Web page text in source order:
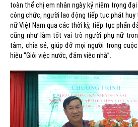
toàn thể chị em nhân ngày kỷ niệm trọng
công chức, người lao động tiếp tục phát huy
nữ Việt Nam qua các thời kỳ, tiếp tục phấn
cũng như làm tốt vai trò người phụ nữ
tâm, chia sẻ, giúp đỡ mọi người trong
hiệu “Giỏi việc nước, đảm việc nhà”.